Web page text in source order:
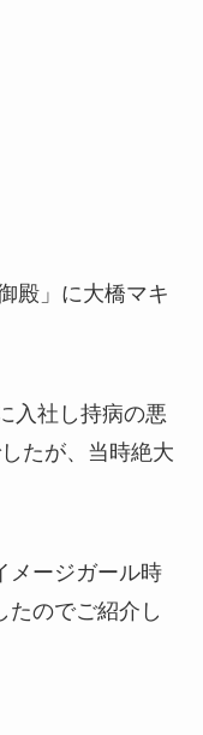
殿」に大橋マキ
入社し持病の悪
たが、当時絶大
メージガール時
たのでご紹介し